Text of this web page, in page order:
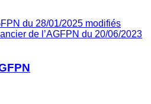
du 28/01/2025 modifiés
de l’AGFPN du 20/06/2023